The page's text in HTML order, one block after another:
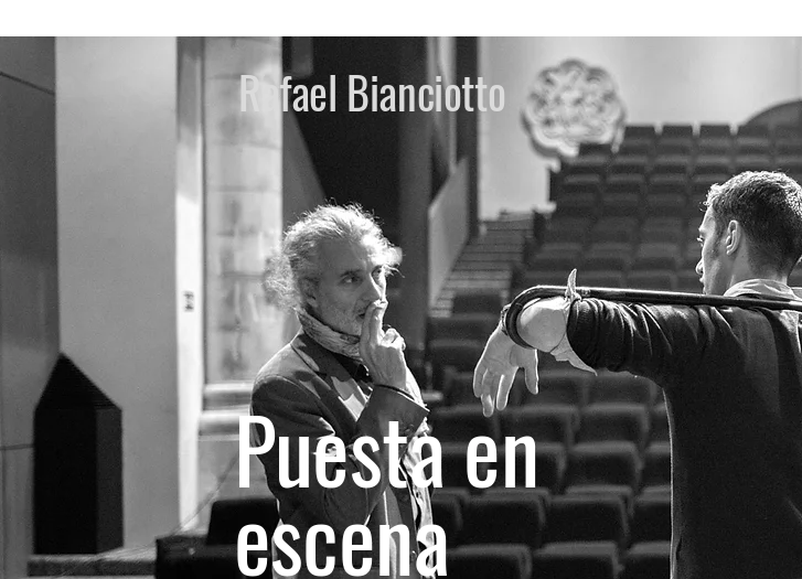
Rafael Bianciotto
Puesta en
escena